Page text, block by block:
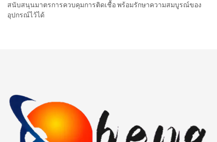
สนับสนุนมาตรการควบคุมการติดเชื้อ พร้อมรักษาความสมบูรณ์ของ
อุปกรณ์ไว้ได้